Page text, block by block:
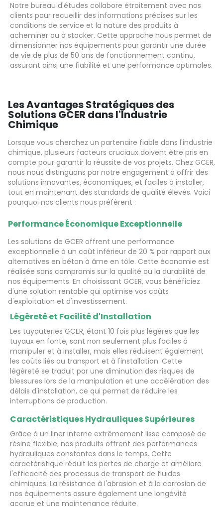
Notre bureau d'études collabore étroitement avec nos
clients pour recueillir des informations précises sur les
conditions de service et la nature des produits à
acheminer ou à stocker. Cette approche nous permet de
dimensionner nos équipements pour garantir une durée
de vie de plus de 50 ans de fonctionnement continu,
assurant ainsi une fiabilité et une performance optimales.
Les Avantages Stratégiques des
Solutions GCER dans l'Industrie
Chimique
Lorsque vous cherchez un partenaire fiable dans l'industrie
chimique, plusieurs facteurs cruciaux doivent être pris en
compte pour garantir la réussite de vos projets. Chez GCER,
nous nous distinguons par notre engagement à offrir des
solutions innovantes, économiques, et faciles à installer,
tout en maintenant des standards de qualité élevés. Voici
pourquoi nos clients nous préfèrent :
Performance Économique Exceptionnelle
Les solutions de GCER offrent une performance
exceptionnelle à un coût inférieur de 20 % par rapport aux
alternatives en béton à âme en tôle. Cette économie est
réalisée sans compromis sur la qualité ou la durabilité de
nos équipements. En choisissant GCER, vous bénéficiez
d'une solution rentable qui optimise vos coûts
d'exploitation et d'investissement.
Légèreté et Facilité d'Installation
Les tuyauteries GCER, étant 10 fois plus légères que les
tuyaux en fonte, sont non seulement plus faciles à
manipuler et à installer, mais elles réduisent également
les coûts liés au transport et à l'installation. Cette
légèreté se traduit par une diminution des risques de
blessures lors de la manipulation et une accélération des
délais d'installation, ce qui permet de réduire les
interruptions de production.
Caractéristiques Hydrauliques Supérieures
Grâce à un liner interne extrêmement lisse composé de
résine flexible, nos produits offrent des performances
hydrauliques constantes dans le temps. Cette
caractéristique réduit les pertes de charge et améliore
l'efficacité des processus de transport de fluides
chimiques. La résistance à l'abrasion et à la corrosion de
nos équipements assure également une longévité
accrue et une maintenance réduite.